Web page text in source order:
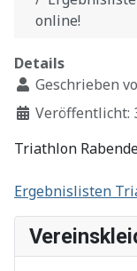
online!
Details
Geschrieben
Veröffentlicht:
Triathlon
Ergebnislisten